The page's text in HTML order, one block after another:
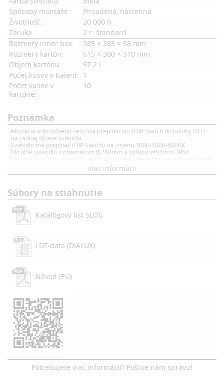
Spôsoby montáže:
Prisadená, nástenná
Životnosť:
20 000 h
Záruka:
2 r. štandard
Rozmery inner box:
285 × 285 × 58 mm
Rozmery kartón:
615 × 300 × 310 mm
Objem kartónu:
57.2 l
Počet kusov v balení:
1
Počet kusov v
kartóne:
10
Poznámka
Aktivácia mikrovlného senzora prepínačom (DIP Switch do polohy OFF)
na zadnej strane svietidla.
Svietidlo má prepínač (DIP Switch) na zmenu 3000-4000-6000K.
Okrúhle svietidlo s priemerom Φ280mm a výškou v=51mm. IP54.
Mikrovlný pohybový senzor má funkcionalitu zaznamenania pohybu, keď,
je aktivovaný pohybový senzor (DIP swith v polohe OFF) a dôjde k pohybu,
tak sa svietidlo rozsvieti a svieti na dobu 30 sekúnd (od posledného
Viac informácií
Súbory na stiahnutie
Katalógový list SLOS
LDT-data (DIALUX)
Návod (EU)
Potrebujete viac informácií? Pošlite nám správu!